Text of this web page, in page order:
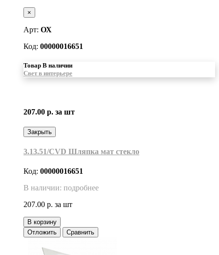
×
Арт: ОХ
Код: 00000016651
Товар В наличии
Свет в интерьере
207.00 р. за шт
Закрыть
3.13.51/CVD Шляпка мат стекло
Код: 00000016651
В наличии: подробнее
207.00 р. за шт
В корзину
Отложить
Сравнить